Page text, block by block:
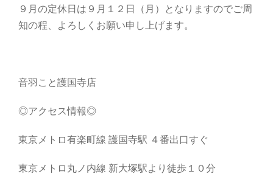
９月の定休日は９月１２日（月）となりますのでご周
知の程、よろしくお願い申し上げます。
音羽こと護国寺店
◎アクセス情報◎
東京メトロ有楽町線 護国寺駅 ４番出口すぐ
東京メトロ丸ノ内線 新大塚駅より徒歩１０分